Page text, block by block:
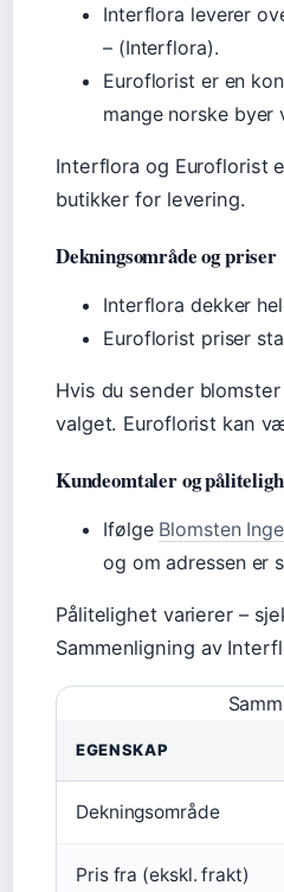
Interflora leverer
– (Interflora).
Euroflorist er en
mange norske byer
Interflora og Euroflorist
butikker for levering.
Dekningsområde og priser
Interflora dekker
Euroflorist priser
Hvis du sender
valget. Euroflorist kan
Kundeomtaler og
Ifølge Blomsten
og om adressen er
Pålitelighet varierer –
Sammenligning av
EGENSKAP
Dekningsområde
Pris fra (ekskl. frakt)